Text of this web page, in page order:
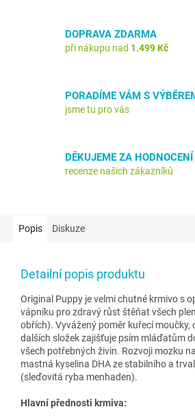
DOPRAVA ZDARMA
při nákupu nad 1.499 Kč
PORADÍME VÁM S
jsme tu pro vás
DĚKUJEME ZA HODNOCENÍ
recenze našich zákazníků
Popis Diskuze
Detailní popis produktu
Original Puppy je velmi chutné krmivo s
vápníku pro zdravý růst štěňat všech
obřích). Vyvážený poměr kuřecí moučky,
dalších složek zajišťuje psím mláďatům
všech potřebných živin. Rozvoji mozku
mastná kyselina DHA ze stabilního a
(sleďovitá ryba menhaden).
Hlavní přednosti krmiva: